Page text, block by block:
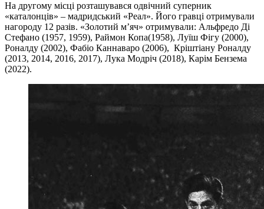
На другому місці розташувався одвічний суперник
«каталонців» – мадридський «Реал». Його гравці отримували
нагороду 12 разів. «Золотий м’яч» отримували: Альфредо Ді
Стефано (1957, 1959), Раймон Копа(1958), Луїш Фігу (2000),
Роналду (2002), Фабіо Каннаваро (2006), Кріштіану Роналду
(2013, 2014, 2016, 2017), Лука Модріч (2018), Карім Бензема
(2022).